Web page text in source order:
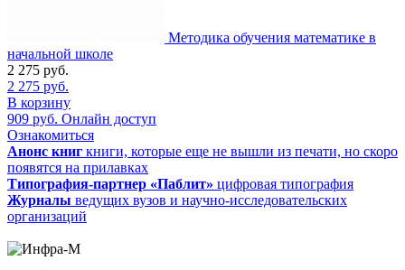
Методика обучения математике в
начальной школе
2 275 руб.
2 275 руб.
В корзину
909 руб. Онлайн доступ
Ознакомиться
Анонс книг книги, которые еще не вышли из печати, но скоро
появятся на прилавках
Типография-партнер «Паблит» цифровая типография
Журналы ведущих вузов и научно-исследовательских
организаций